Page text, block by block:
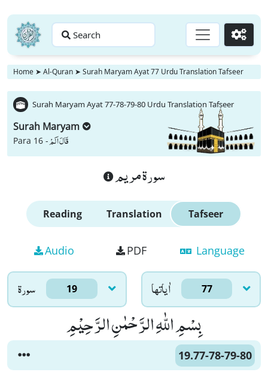
Search Go
Home ➤ Al-Quran ➤ Surah Maryam Ayat 77 Urdu Translation Tafseer
Surah Maryam Ayat 77-78-79-80 Urdu Translation Tafseer
Surah Maryam
Para 16 -قَالَ اَلَمْ
سورة مريم
Reading Translation Tafseer
Audio PDF Language
سورۃ 19 اٰياتها 77
بِسْمِ اللّٰهِ الرَّحْمٰنِ الرَّحِیْمِ
19.77-78-79-80